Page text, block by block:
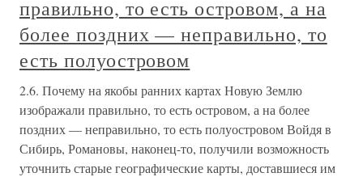
правильно, то есть островом, а на
более поздних — неправильно, то
есть полуостровом
2.6. Почему на якобы ранних картах Новую Землю
изображали правильно, то есть островом, а на более
поздних — неправильно, то есть полуостровом Войдя в
Сибирь, Романовы, наконец-то, получили возможность
уточнить старые географические карты, доставшиеся им